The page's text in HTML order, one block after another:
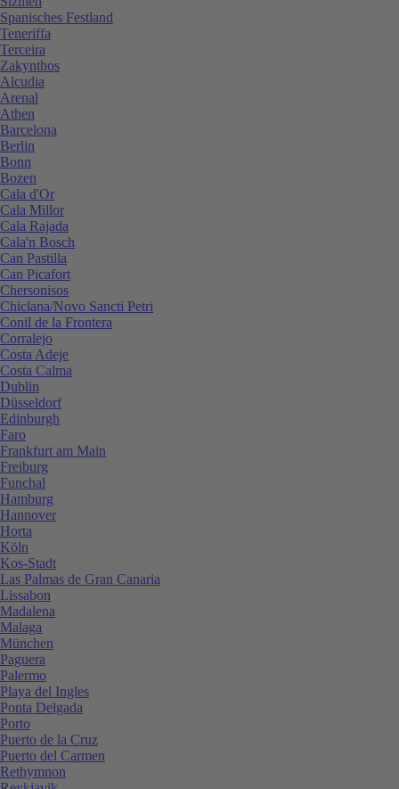
Spanisches Festland
Teneriffa
Terceira
Zakynthos
Alcudia
Arenal
Athen
Barcelona
Berlin
Bonn
Bozen
Cala d'Or
Cala Millor
Cala Rajada
Cala'n Bosch
Can Pastilla
Can Picafort
Chersonisos
Chiclana/Novo Sancti Petri
Conil de la Frontera
Corralejo
Costa Adeje
Costa Calma
Dublin
Düsseldorf
Edinburgh
Faro
Frankfurt am Main
Freiburg
Funchal
Hamburg
Hannover
Horta
Köln
Kos-Stadt
Las Palmas de Gran Canaria
Lissabon
Madalena
Malaga
München
Paguera
Palermo
Playa del Ingles
Ponta Delgada
Porto
Puerto de la Cruz
Puerto del Carmen
Rethymnon